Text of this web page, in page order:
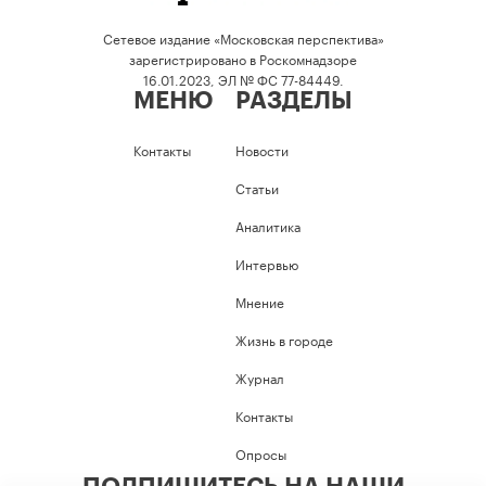
Сетевое издание «Московская перспектива»
зарегистрировано в Роскомнадзоре
16.01.2023, ЭЛ № ФС 77-84449.
МЕНЮ
Контакты
РАЗДЕЛЫ
Новости
Статьи
Аналитика
Интервью
Мнение
Жизнь в городе
Журнал
Контакты
Опросы